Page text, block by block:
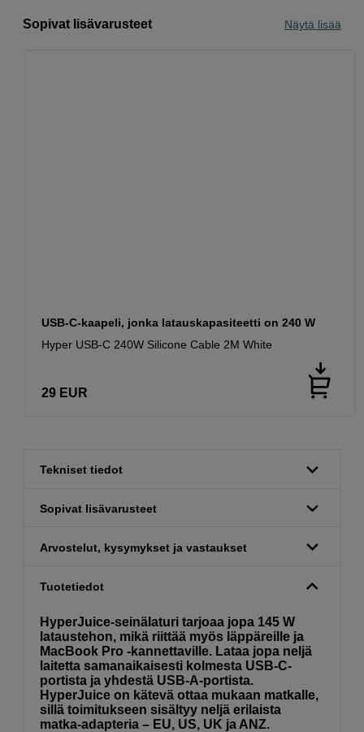
Sopivat lisävarusteet Näytä lisää
USB-C-kaapeli, jonka latauskapasiteetti on 240 W
Hyper USB-C 240W Silicone Cable 2M White
29 EUR
Tekniset tiedot
Sopivat lisävarusteet
Arvostelut, kysymykset ja vastaukset
Tuotetiedot
HyperJuice-seinälaturi tarjoaa jopa 145 W
lataustehon, mikä riittää myös läppäreille ja
MacBook Pro -kannettaville. Lataa jopa neljä
laitetta samanaikaisesti kolmesta USB-C-
portista ja yhdestä USB-A-portista.
HyperJuice on kätevä ottaa mukaan matkalle,
sillä toimitukseen sisältyy neljä erilaista
matka-adapteria – EU, US, UK ja ANZ.